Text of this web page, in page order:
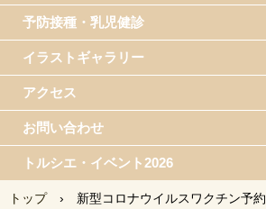
予防接種・乳児健診
イラストギャラリー
アクセス
お問い合わせ
トルシエ・イベント2026
トップ ›
新型コロナウイルスワクチン予約